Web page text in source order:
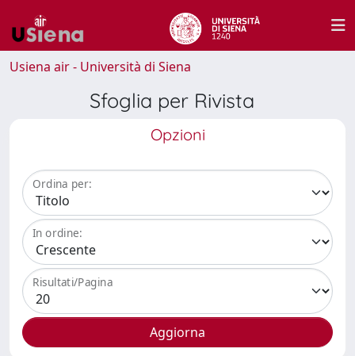
Usiena air - Università di Siena
Sfoglia per Rivista
Opzioni
Ordina per:
In ordine:
Risultati/Pagina